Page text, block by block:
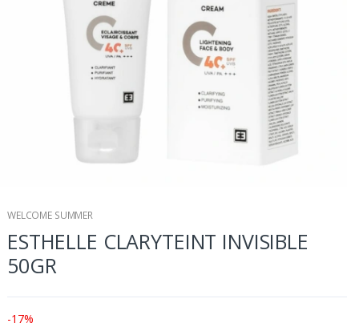
WELCOME SUMMER
ESTHELLE CLARYTEINT INVISIBLE
50GR
-17%